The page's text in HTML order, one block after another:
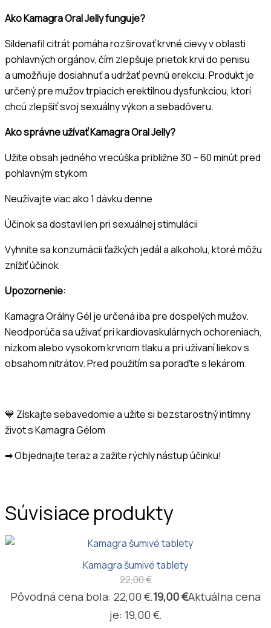
Ako Kamagra Oral Jelly funguje?
Sildenafil citrát pomáha rozširovať krvné cievy v oblasti
pohlavných orgánov, čím zlepšuje prietok krvi do penisu
a umožňuje dosiahnuť a udržať pevnú erekciu. Produkt je
určený pre mužov trpiacich erektilnou dysfunkciou, ktorí
chcú zlepšiť svoj sexuálny výkon a sebadôveru.
Ako správne užívať Kamagra Oral Jelly?
Užite obsah jedného vrecúška približne 30 – 60 minút pred
pohlavným stykom
Neužívajte viac ako 1 dávku denne
Účinok sa dostaví len pri sexuálnej stimulácii
Vyhnite sa konzumácii ťažkých jedál a alkoholu, ktoré môžu
znížiť účinok
Upozornenie:
Kamagra Orálny Gél je určená iba pre dospelých mužov.
Neodporúča sa užívať pri kardiovaskulárnych ochoreniach,
nízkom alebo vysokom krvnom tlaku a pri užívaní liekov s
obsahom nitrátov. Pred použitím sa poraďte s lekárom.
💙 Získajte sebavedomie a užite si bezstarostný intímny
život s Kamagra Gélom
➡ Objednajte teraz a zažite rýchly nástup účinku!
Súvisiace produkty
Kamagra šumivé tablety
22,00€
Pôvodná cena bola: 22,00 €.19,00€Aktuálna cena
je: 19,00 €.